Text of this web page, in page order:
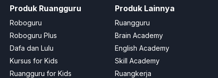
Produk Ruangguru
Roboguru
Roboguru Plus
Dafa dan Lulu
Kursus for Kids
Ruangguru for Kids
Produk Lainnya
Ruangguru
Brain Academy
English Academy
Skill Academy
Ruangkerja